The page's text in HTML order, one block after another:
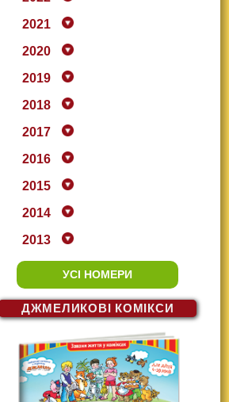
2021
2020
2019
2018
2017
2016
2015
2014
2013
УСІ НОМЕРИ
ДЖМЕЛИКОВІ КОМІКСИ